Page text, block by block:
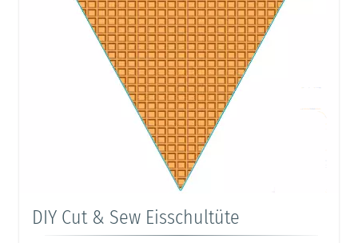
DIY Cut & Sew Eisschultüte